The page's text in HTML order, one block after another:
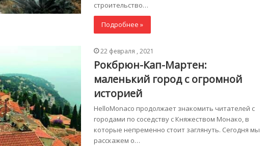
строительство…
Подробнее »
22 февраля , 2021
Рокбрюн-Кап-Мартен:
маленький город с огромной
историей
HelloMonaco продолжает знакомить читателей с
городами по соседству с Княжеством Монако, в
которые непременно стоит заглянуть. Сегодня мы
расскажем о…